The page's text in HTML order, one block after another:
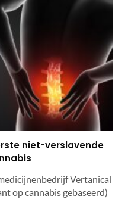
niet-verslavende
Vertanical
op cannabis gebaseerd)